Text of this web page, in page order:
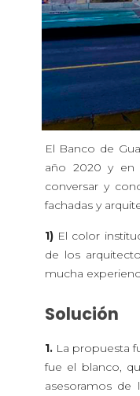
El Banco de
año 2020 y en
conversar y
fachadas y
1)El color
de los
mucha
Solución
1. La propuesta
fue el blanco,
asesoramos